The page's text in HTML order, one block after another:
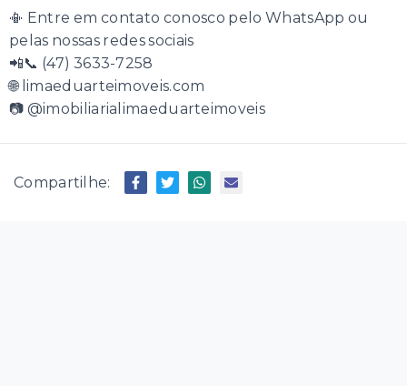
📳 Entre em contato conosco pelo WhatsApp ou
pelas nossas redes sociais
📲📞 (47) 3633-7258
🌐 limaeduarteimoveis.com
📷 @imobiliarialimaeduarteimoveis
Compartilhe: